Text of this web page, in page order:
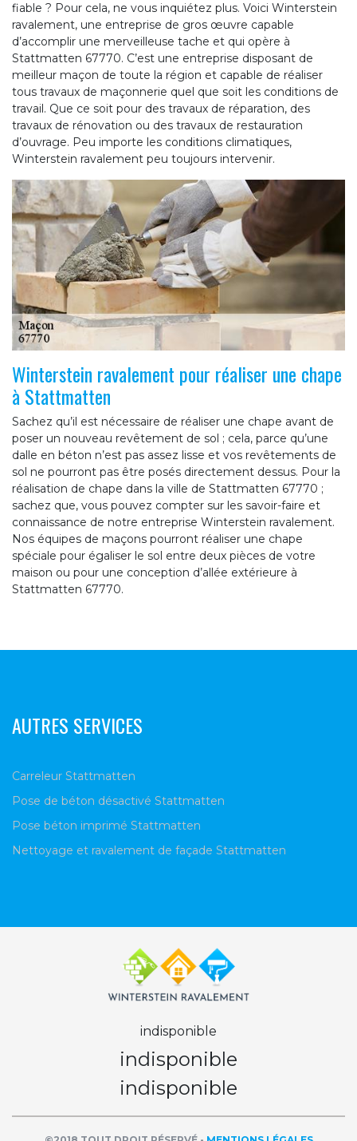
fiable ? Pour cela, ne vous inquiétez plus. Voici Winterstein
ravalement, une entreprise de gros œuvre capable
d’accomplir une merveilleuse tache et qui opère à
Stattmatten 67770. C’est une entreprise disposant de
meilleur maçon de toute la région et capable de réaliser
tous travaux de maçonnerie quel que soit les conditions de
travail. Que ce soit pour des travaux de réparation, des
travaux de rénovation ou des travaux de restauration
d’ouvrage. Peu importe les conditions climatiques,
Winterstein ravalement peu toujours intervenir.
Winterstein ravalement pour réaliser une chape
à Stattmatten
Sachez qu’il est nécessaire de réaliser une chape avant de
poser un nouveau revêtement de sol ; cela, parce qu’une
dalle en béton n’est pas assez lisse et vos revêtements de
sol ne pourront pas être posés directement dessus. Pour la
réalisation de chape dans la ville de Stattmatten 67770 ;
sachez que, vous pouvez compter sur les savoir-faire et
connaissance de notre entreprise Winterstein ravalement.
Nos équipes de maçons pourront réaliser une chape
spéciale pour égaliser le sol entre deux pièces de votre
maison ou pour une conception d’allée extérieure à
Stattmatten 67770.
AUTRES SERVICES
Carreleur Stattmatten
Pose de béton désactivé Stattmatten
Pose béton imprimé Stattmatten
Nettoyage et ravalement de façade Stattmatten
indisponible
indisponible
indisponible